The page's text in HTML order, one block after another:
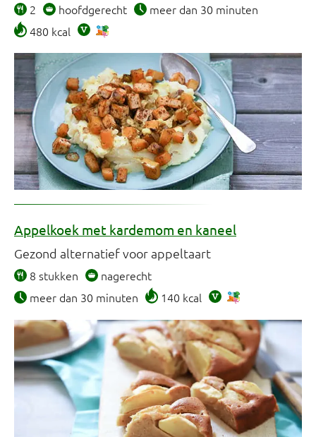
2 hoofdgerecht
meer dan 30 minuten
480 kcal
Appelkoek met kardemom en kaneel
Gezond alternatief voor appeltaart
8 stukken
nagerecht
meer dan 30 minuten
140 kcal